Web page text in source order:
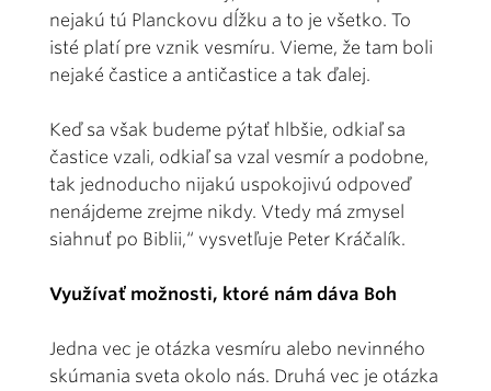
nejakú tú Planckovu dĺžku a to je všetko. To
isté platí pre vznik vesmíru. Vieme, že tam boli
nejaké častice a antičastice a tak ďalej.
Keď sa však budeme pýtať hlbšie, odkiaľ sa
častice vzali, odkiaľ sa vzal vesmír a podobne,
tak jednoducho nijakú uspokojivú odpoveď
nenájdeme zrejme nikdy. Vtedy má zmysel
siahnuť po Biblii,“ vysvetľuje Peter Kráčalík.
Využívať možnosti, ktoré nám dáva Boh
Jedna vec je otázka vesmíru alebo nevinného
skúmania sveta okolo nás. Druhá vec je otázka